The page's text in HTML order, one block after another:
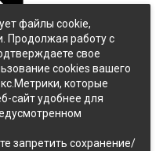
файлы cookie,
Продолжая работу с
свое
cookies вашего
которые
сайт удобнее для
запретить сохранение/